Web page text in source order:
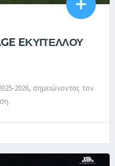
EΚΥΠΈΛΛΟΥ
2026, σημειώνοντας τον